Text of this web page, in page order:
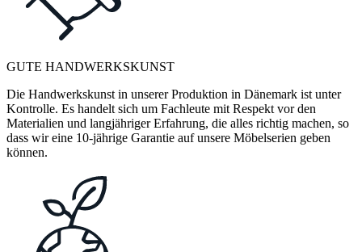
GUTE HANDWERKSKUNST
Die Handwerkskunst in unserer Produktion in Dänemark ist unter
Kontrolle. Es handelt sich um Fachleute mit Respekt vor den
Materialien und langjähriger Erfahrung, die alles richtig machen, so
dass wir eine 10-jährige Garantie auf unsere Möbelserien geben
können.